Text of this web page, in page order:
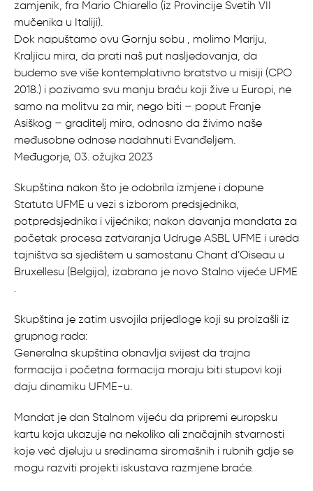
zamjenik, fra Mario Chiarello (iz Provincije Svetih VII
mučenika u Italiji).
Dok napuštamo ovu Gornju sobu , molimo Mariju,
Kraljicu mira, da prati naš put nasljedovanja, da
budemo sve više kontemplativno bratstvo u misiji (CPO
2018.) i pozivamo svu manju braću koji žive u Europi, ne
samo na molitvu za mir, nego biti – poput Franje
Asiškog – graditelj mira, odnosno da živimo naše
međusobne odnose nadahnuti Evanđeljem.
Međugorje, 03. ožujka 2023
Skupština nakon što je odobrila izmjene i dopune
Statuta UFME u vezi s izborom predsjednika,
potpredsjednika i vijećnika; nakon davanja mandata za
početak procesa zatvaranja Udruge ASBL UFME i ureda
tajništva sa sjedištem u samostanu Chant d’Oiseau u
Bruxellesu (Belgija), izabrano je novo Stalno vijeće UFME
.
Skupština je zatim usvojila prijedloge koji su proizašli iz
grupnog rada:
Generalna skupština obnavlja svijest da trajna
formacija i početna formacija moraju biti stupovi koji
daju dinamiku UFME-u.
Mandat je dan Stalnom vijeću da pripremi europsku
kartu koja ukazuje na nekoliko ali značajnih stvarnosti
koje već djeluju u sredinama siromašnih i rubnih gdje se
mogu razviti projekti iskustava razmjene braće.